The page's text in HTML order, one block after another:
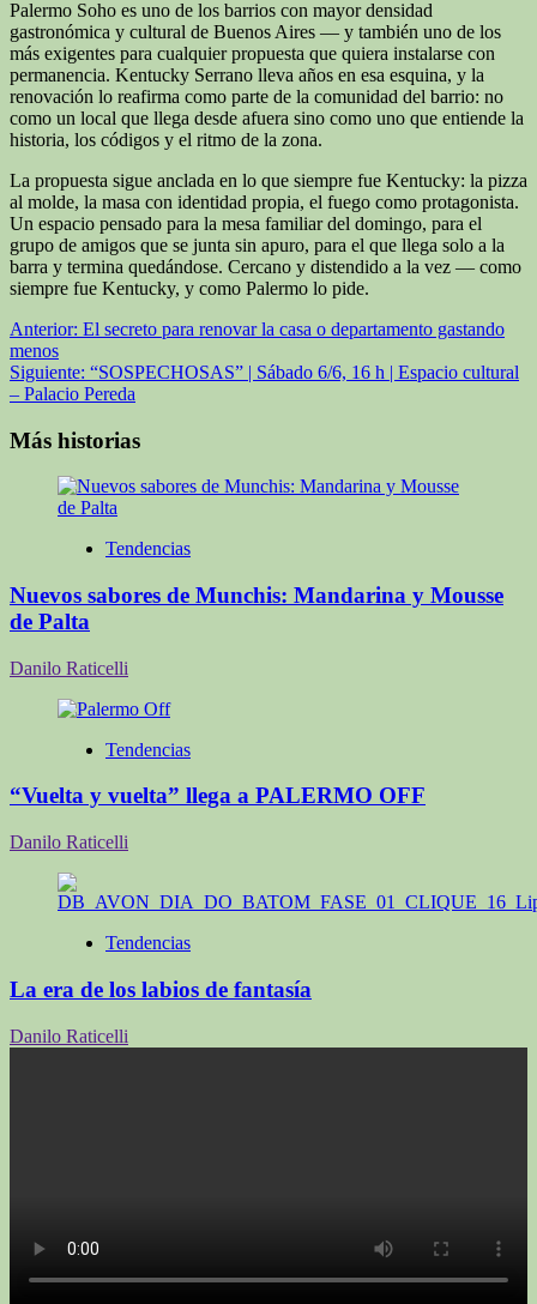
Palermo Soho es uno de los barrios con mayor densidad
gastronómica y cultural de Buenos Aires — y también uno de los
más exigentes para cualquier propuesta que quiera instalarse con
permanencia. Kentucky Serrano lleva años en esa esquina, y la
renovación lo reafirma como parte de la comunidad del barrio: no
como un local que llega desde afuera sino como uno que entiende la
historia, los códigos y el ritmo de la zona.
La propuesta sigue anclada en lo que siempre fue Kentucky: la pizza
al molde, la masa con identidad propia, el fuego como protagonista.
Un espacio pensado para la mesa familiar del domingo, para el
grupo de amigos que se junta sin apuro, para el que llega solo a la
barra y termina quedándose. Cercano y distendido a la vez — como
siempre fue Kentucky, y como Palermo lo pide.
Navegación
de
entradas
Anterior: El secreto para renovar la casa o departamento gastando
menos
Siguiente: “SOSPECHOSAS” | Sábado 6/6, 16 h | Espacio cultural
– Palacio Pereda
Más historias
Tendencias
Nuevos sabores de Munchis: Mandarina y Mousse
de Palta
Danilo Raticelli
Tendencias
“Vuelta y vuelta” llega a PALERMO OFF
Danilo Raticelli
Tendencias
La era de los labios de fantasía
Danilo Raticelli